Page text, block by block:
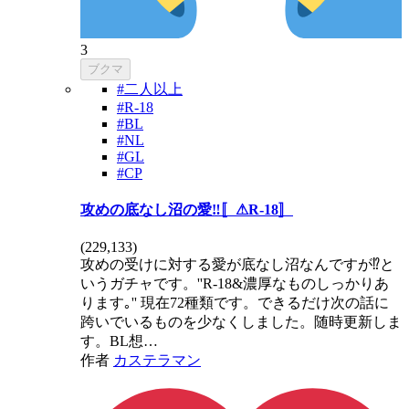
3
ブクマ
#二人以上
#R-18
#BL
#NL
#GL
#CP
攻めの底なし沼の愛‼️〚⚠R-18〛
(229,133)
攻めの受けに対する愛が底なし沼なんですが⁉️と
いうガチャです。''R-18&濃厚なものしっかりあ
ります｡'' 現在72種類です。できるだけ次の話に
跨いでいるものを少なくしました。随時更新しま
す。BL想…
作者 カステラマン